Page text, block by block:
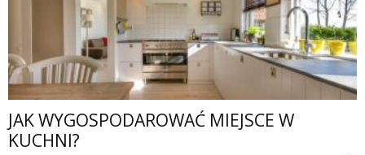
JAK WYGOSPODAROWAĆ MIEJSCE W
KUCHNI?